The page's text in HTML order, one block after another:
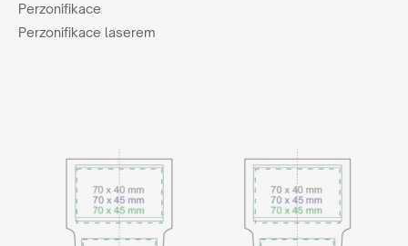
Perzonifikace
Perzonifikace laserem